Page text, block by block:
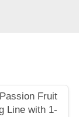
حالات
Fruit
Line with 1-